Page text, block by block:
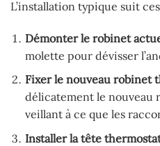
L’installation typique suit
Démonter le robinet
molette pour dévisser
Fixer le nouveau robinet
délicatement le nouveau
veillant à ce que les
Installer la tête